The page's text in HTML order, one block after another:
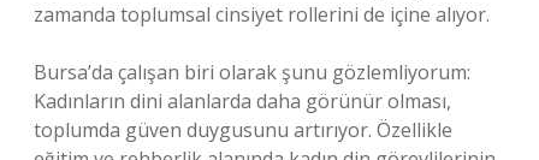
zamanda toplumsal cinsiyet rollerini de içine alıyor.
Bursa’da çalışan biri olarak şunu gözlemliyorum:
Kadınların dini alanlarda daha görünür olması,
toplumda güven duygusunu artırıyor. Özellikle